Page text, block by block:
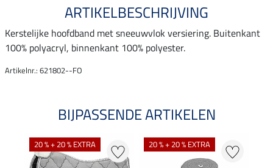
ARTIKELBESCHRIJVING
Kerstelijke hoofdband met sneeuwvlok versiering. Buitenkant
100% polyacryl, binnenkant 100% polyester.
Artikelnr.: 621802--FO
BIJPASSENDE ARTIKELEN
20 % + 20 % EXTRA 20 % + 20 % EXTRA